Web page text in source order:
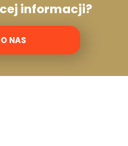
informacji?
NAS